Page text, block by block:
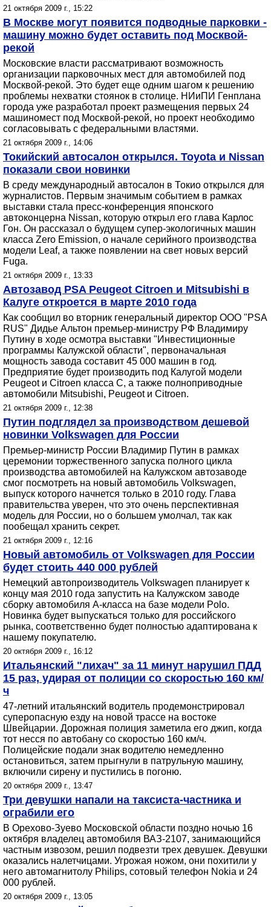
21 октября 2009 г., 15:22
В Москве могут появится подводные парковки -
машину можно будет оставить под Москвой-
рекой
Московские власти рассматривают возможность
организации парковочных мест для автомобилей под
Москвой-рекой. Это будет еще одним шагом к решению
проблемы нехватки стоянок в столице. НИиПИ Генплана
города уже разработал проект размещения первых 24
машиномест под Москвой-рекой, но проект необходимо
согласовывать с федеральными властями.
21 октября 2009 г., 14:06
Токийский автосалон открылся. Toyota и Nissan
показали свои новинки
В среду международный автосалон в Токио открылся для
журналистов. Первым значимым событием в рамках
выставки стала пресс-конференция японского
автоконцерна Nissan, которую открыл его глава Карлос
Гон. Он рассказал о будущем супер-экологичных машин
класса Zero Emission, о начале серийного производства
модели Leaf, а также появлении на свет новых версий
Fuga.
21 октября 2009 г., 13:33
Автозавод PSA Peugeot Citroen и Mitsubishi в
Калуге откроется в марте 2010 года
Как сообщил во вторник генеральный директор ООО "PSA
RUS" Дидье Альтон премьер-министру РФ Владимиру
Путину в ходе осмотра выставки "Инвестиционные
программы Калужской области", первоначальная
мощность завода составит 45 000 машин в год.
Предприятие будет производить под Калугой модели
Peugeot и Citroen класса С, а также полноприводные
автомобили Mitsubishi, Peugeot и Citroen.
21 октября 2009 г., 12:38
Путин подглядел за производством дешевой
новинки Volkswagen для России
Премьер-министр России Владимир Путин в рамках
церемонии торжественного запуска полного цикла
производства автомобилей на Калужском автозаводе
смог посмотреть на новый автомобиль Volkswagen,
выпуск которого начнется только в 2010 году. Глава
правительства уверен, что это очень перспективная
модель для России, но о большем умолчал, так как
пообещал хранить секрет.
21 октября 2009 г., 12:16
Новый автомобиль от Volkswagen для России
будет стоить 440 000 рублей
Немецкий автопроизводитель Volkswagen планирует к
концу мая 2010 года запустить на Калужском заводе
сборку автомобиля А-класса на базе модели Polo.
Новинка будет выпускаться только для российского
рынка, соответственно будет полностью адаптирована к
нашему покупателю.
20 октября 2009 г., 16:12
Итальянский "лихач" за 11 минут нарушил ПДД
15 раз, удирая от полиции со скоростью 160 км/
ч
47-летний итальянский водитель продемонстрировал
суперопасную езду на новой трассе на востоке
Швейцарии. Дорожная полиция заметила его джип, когда
тот несся по автобану со скоростью 160 км/ч.
Полицейские подали знак водителю немедленно
остановиться, затем прыгнули в патрульную машину,
включили сирену и пустились в погоню.
20 октября 2009 г., 13:47
Три девушки напали на таксиста-частника и
ограбили его
В Орехово-Зуево Московской области поздно ночью 16
октября владелец автомобиля ВАЗ-2107, занимающийся
частным извозом, решил подвезти трех девушек. Девушки
оказались налетчицами. Угрожая ножом, они похитили у
него автомагнитолу Philips, сотовый телефон Nokia и 24
000 рублей.
20 октября 2009 г., 13:05